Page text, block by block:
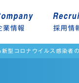
業情報 採用情
新型コロナウイルス感染者